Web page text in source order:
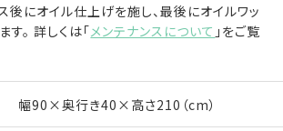
後にオイル仕上げを施し、最後にオイルワッ
。 詳しくは「メンテナンスについて 」をご覧
幅90×奥行き40×高さ210（cm）